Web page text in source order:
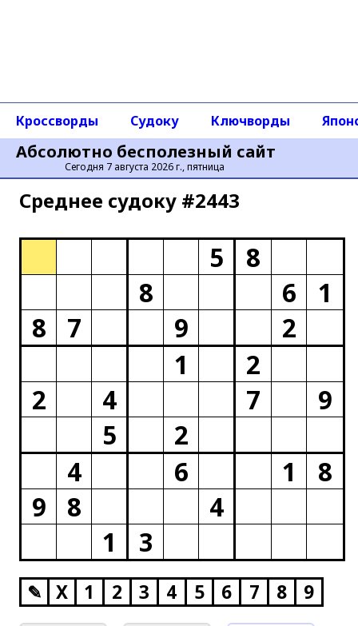
Абсолютно бесполезный сайт
Сегодня 7 августа 2026 г., пятница
Кроссворды Судоку Ключворды
Среднее cудоку #2443
5
8
8
6
1
8
7 9
2
1
2
2
4 7
9
5
2
4
6 1
8
9
8
4
1
3
✎ X 1 2 3 4 5 6 7 8 9